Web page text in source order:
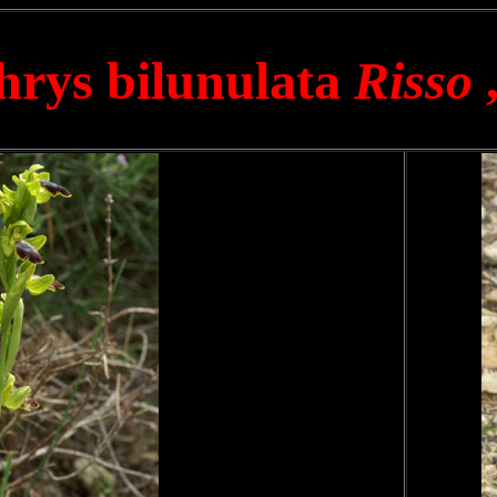
bilunulata Risso